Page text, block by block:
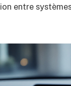
entre